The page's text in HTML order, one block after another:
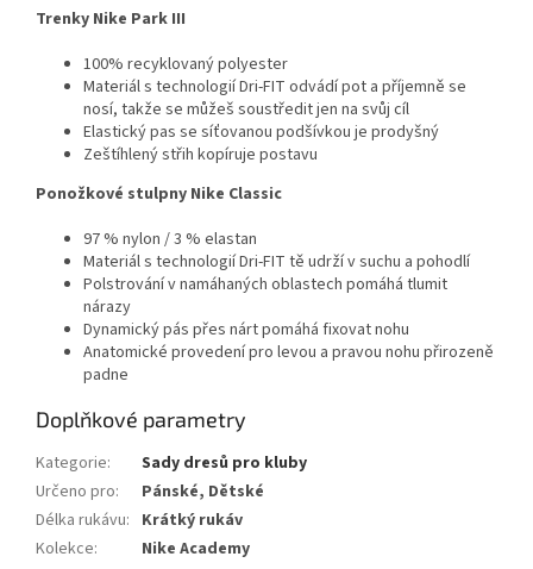
Trenky Nike Park III
100% recyklovaný polyester
Materiál s technologií Dri-FIT odvádí pot a příjemně se
nosí, takže se můžeš soustředit jen na svůj cíl
Elastický pas se síťovanou podšívkou je prodyšný
Zeštíhlený střih kopíruje postavu
Ponožkové stulpny Nike Classic
97 % nylon / 3 % elastan
Materiál s technologií Dri-FIT tě udrží v suchu a pohodlí
Polstrování v namáhaných oblastech pomáhá tlumit
nárazy
Dynamický pás přes nárt pomáhá fixovat nohu
Anatomické provedení pro levou a pravou nohu přirozeně
padne
Doplňkové parametry
Kategorie:
Sady dresů pro kluby
Určeno pro:
Pánské, Dětské
Délka rukávu: Krátký rukáv
Kolekce: Nike Academy